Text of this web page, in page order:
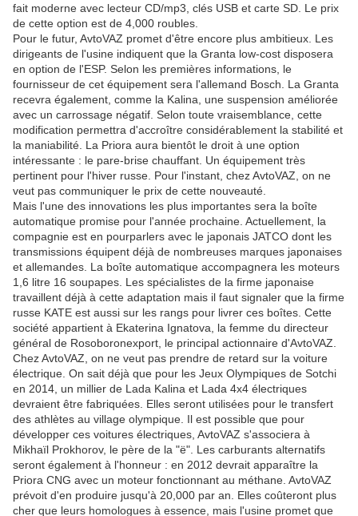
fait moderne avec lecteur CD/mp3, clés USB et carte SD. Le prix
de cette option est de 4,000 roubles.
Pour le futur, AvtoVAZ promet d'être encore plus ambitieux. Les
dirigeants de l'usine indiquent que la Granta low-cost disposera
en option de l'ESP. Selon les premières informations, le
fournisseur de cet équipement sera l'allemand Bosch. La Granta
recevra également, comme la Kalina, une suspension améliorée
avec un carrossage négatif. Selon toute vraisemblance, cette
modification permettra d'accroître considérablement la stabilité et
la maniabilité. La Priora aura bientôt le droit à une option
intéressante : le pare-brise chauffant. Un équipement très
pertinent pour l'hiver russe. Pour l'instant, chez AvtoVAZ, on ne
veut pas communiquer le prix de cette nouveauté.
Mais l'une des innovations les plus importantes sera la boîte
automatique promise pour l'année prochaine. Actuellement, la
compagnie est en pourparlers avec le japonais JATCO dont les
transmissions équipent déjà de nombreuses marques japonaises
et allemandes. La boîte automatique accompagnera les moteurs
1,6 litre 16 soupapes. Les spécialistes de la firme japonaise
travaillent déjà à cette adaptation mais il faut signaler que la firme
russe KATE est aussi sur les rangs pour livrer ces boîtes. Cette
société appartient à Ekaterina Ignatova, la femme du directeur
général de Rosoboronexport, le principal actionnaire d'AvtoVAZ.
Chez AvtoVAZ, on ne veut pas prendre de retard sur la voiture
électrique. On sait déjà que pour les Jeux Olympiques de Sotchi
en 2014, un millier de Lada Kalina et Lada 4x4 électriques
devraient être fabriquées. Elles seront utilisées pour le transfert
des athlètes au village olympique. Il est possible que pour
développer ces voitures électriques, AvtoVAZ s'associera à
Mikhaïl Prokhorov, le père de la "ë". Les carburants alternatifs
seront également à l'honneur : en 2012 devrait apparaître la
Priora CNG avec un moteur fonctionnant au méthane. AvtoVAZ
prévoit d'en produire jusqu'à 20,000 par an. Elles coûteront plus
cher que leurs homologues à essence, mais l'usine promet que